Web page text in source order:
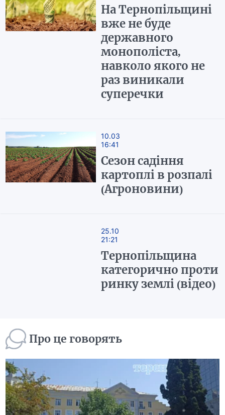
На Тернопільщині
вже не буде
державного
монополіста,
навколо якого не
раз виникали
суперечки
10.03
16:41
Сезон садіння
картоплі в розпалі
(Агроновини)
25.10
21:21
Тернопільщина
категорично проти
ринку землі (відео)
Про це говорять